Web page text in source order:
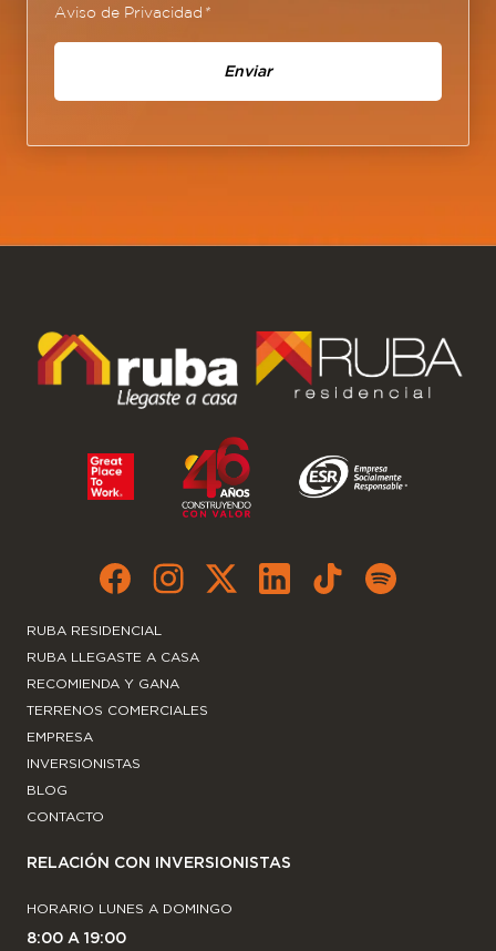
Aviso de Privacidad *
Enviar
RUBA RESIDENCIAL
RUBA LLEGASTE A CASA
RECOMIENDA Y GANA
TERRENOS COMERCIALES
EMPRESA
INVERSIONISTAS
BLOG
CONTACTO
RELACIÓN CON INVERSIONISTAS
HORARIO LUNES A DOMINGO
8:00 A 19:00